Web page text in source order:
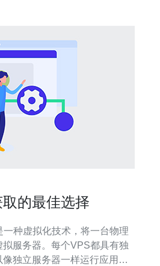
的最佳选择
种虚拟化技术，将一台物理
服务器。每个VPS都具有独
独立服务器一样运行应用程